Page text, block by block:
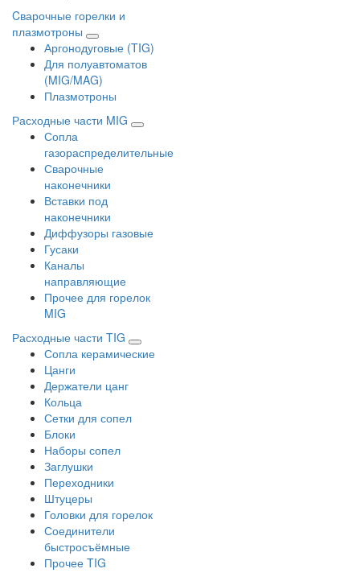
Cварочные горелки и
плазмотроны
Аргонодуговые (TIG)
Для полуавтоматов
(MIG/MAG)
Плазмотроны
Расходные части MIG
Сопла
газораспределительные
Сварочные
наконечники
Вставки под
наконечники
Диффузоры газовые
Гусаки
Каналы
направляющие
Прочее для горелок
MIG
Расходные части TIG
Сопла керамические
Цанги
Держатели цанг
Кольца
Сетки для сопел
Блоки
Наборы сопел
Заглушки
Переходники
Штуцеры
Головки для горелок
Соединители
быстросъёмные
Прочее TIG